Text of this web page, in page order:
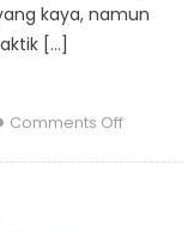
kaya, namun
[…]
Comments Offon